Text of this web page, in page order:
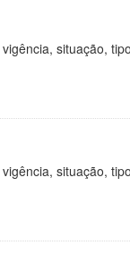
situação,
situação,